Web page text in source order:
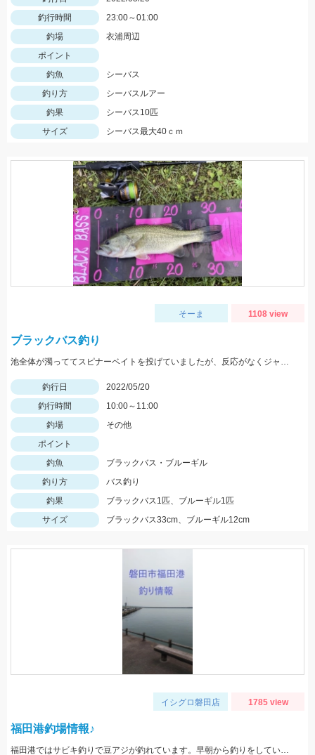
釣行時間
23:00～01:00
釣場
衣浦周辺
ポイント
釣魚
シーバス
釣り方
シーバスルアー
釣果
シーバス10匹
サイズ
シーバス最大40ｃｍ
そーま 1108 view
ブラックバス釣り
池全体が濁っててスピナーベイトを投げていましたが、反応がなくジャッカルRVバグ1.5を投げると一投目でヒット！
釣行日
2022/05/20
釣行時間
10:00～11:00
釣場
その他
ポイント
釣魚
ブラックバス・ブルーギル
釣り方
バス釣り
釣果
ブラックバス1匹、ブルーギル1匹
サイズ
ブラックバス33cm、ブルーギル12cm
イシグロ磐田店 1785 view
福田港釣場情報♪
福田港ではサビキ釣りで豆アジが釣れています。早朝から釣りをしている方で２００匹以上釣っている方もいらっしゃいました。